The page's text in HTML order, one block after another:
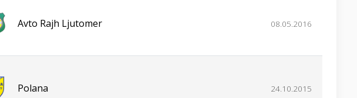
Avto Rajh Ljutomer 08.05.2016
Polana 24.10.2015